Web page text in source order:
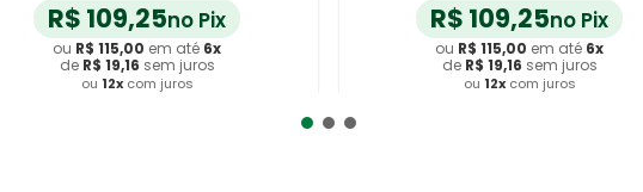
R$ 109,25no Pix
ou R$ 115,00 em até 6x
de R$ 19,16 sem juros
ou 12x com juros
R$ 109,25no Pix
ou R$ 115,00 em até 6x
de R$ 19,16 sem juros
ou 12x com juros